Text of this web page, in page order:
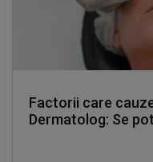
Factorii care
Dermatolog: Se